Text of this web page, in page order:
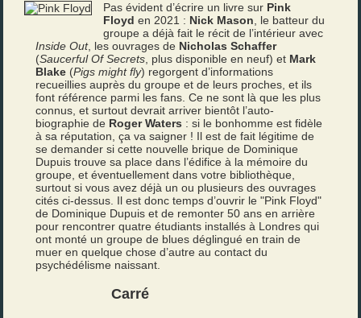
Pas évident d’écrire un livre sur Pink
Floyden 2021 : Nick Mason , le batteur du
groupe a déjà fait le récit de l’intérieur avec
Inside Out, les ouvrages de Nicholas Schaffer
(Saucerful Of Secrets , plus disponible en neuf) et Mark
Blake (Pigs might fly) regorgent d’informations
recueillies auprès du groupe et de leurs proches, et ils
font référence parmi les fans. Ce ne sont là que les plus
connus, et surtout devrait arriver bientôt l’auto-
biographie de Roger Waters : si le bonhomme est fidèle
à sa réputation, ça va saigner ! Il est de fait légitime de
se demander si cette nouvelle brique de Dominique
Dupuis trouve sa place dans l’édifice à la mémoire du
groupe, et éventuellement dans votre bibliothèque,
surtout si vous avez déjà un ou plusieurs des ouvrages
cités ci-dessus. Il est donc temps d’ouvrir le "Pink Floyd"
de Dominique Dupuis et de remonter 50 ans en arrière
pour rencontrer quatre étudiants installés à Londres qui
ont monté un groupe de blues déglingué en train de
muer en quelque chose d’autre au contact du
psychédélisme naissant.
Carré